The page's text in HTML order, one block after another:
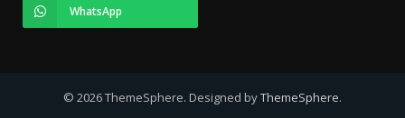
WhatsApp
© 2026 ThemeSphere. Designed byThemeSphere.